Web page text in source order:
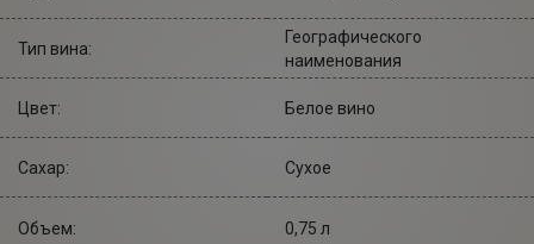
Тип вина:
Географического
наименования
Цвет: Белое вино
Сахар: Сухое
Объем: 0,75 л